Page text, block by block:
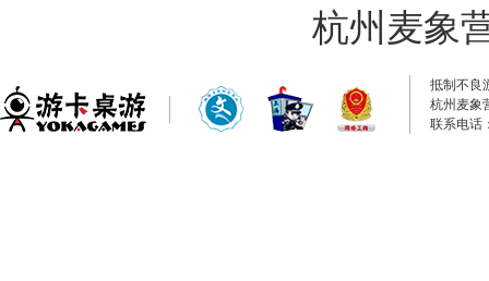
杭州麦象
抵制不良
杭州麦象
联系电话